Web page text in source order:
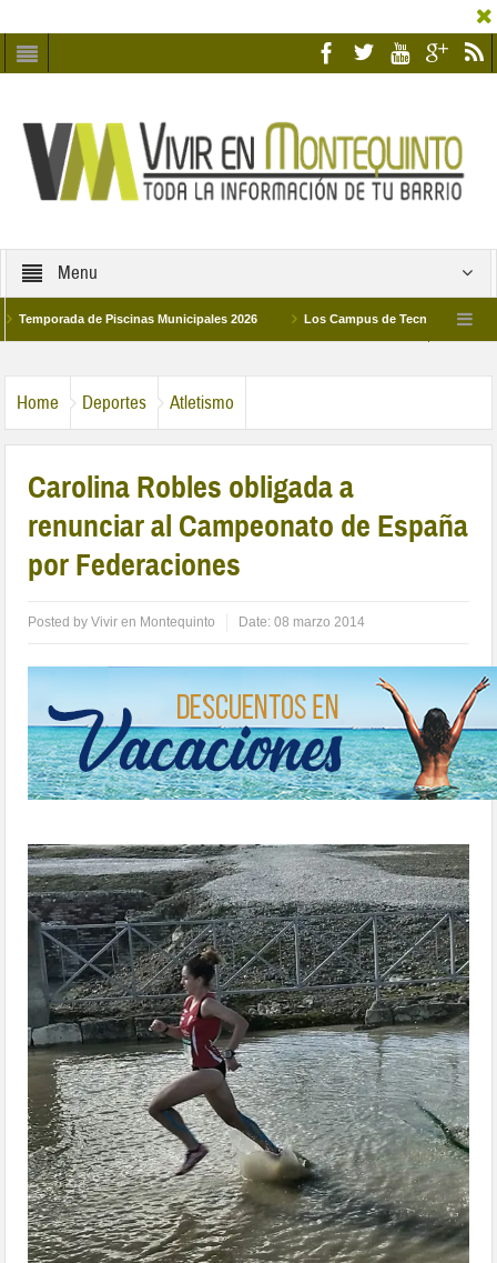
Menu
de Piscinas Municipales 2026 Los Campus de Tecnificación Deportiva
Home Deportes Atletismo
Carolina Robles obligada a
renunciar al Campeonato de España
por Federaciones
Posted byVivir en Montequinto Date:08 marzo 2014